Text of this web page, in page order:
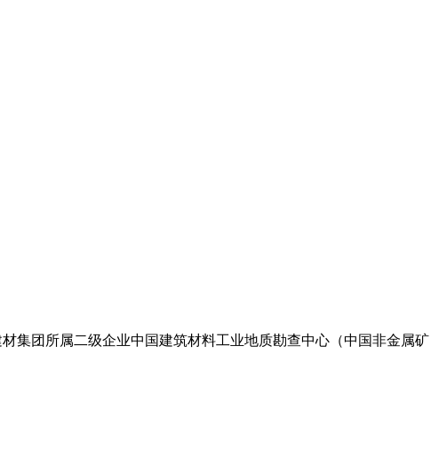
集团所属二级企业中国建筑材料工业地质勘查中心（中国非金属矿